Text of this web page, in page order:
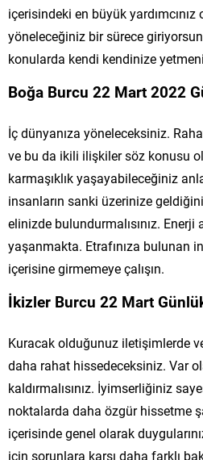
içerisindeki en büyük yardımcınız
yöneleceğiniz bir sürece
konularda kendi kendinize
Boğa Burcu 22 Mart 2022
İç dünyanıza yöneleceksiniz.
ve bu da ikili ilişkiler söz konusu
karmaşıklık yaşayabileceğiniz
insanların sanki üzerinize
elinizde bulundurmalısınız. Enerji
yaşanmakta. Etrafınıza bulunan
içerisine girmemeye çalışın.
İkizler Burcu 22 Mart
Kuracak olduğunuz iletişimlerde
daha rahat hissedeceksiniz. Var
kaldırmalısınız. İyimserliğiniz
noktalarda daha özgür hissetme
içerisinde genel olarak
için sorunlara karşı daha farklı